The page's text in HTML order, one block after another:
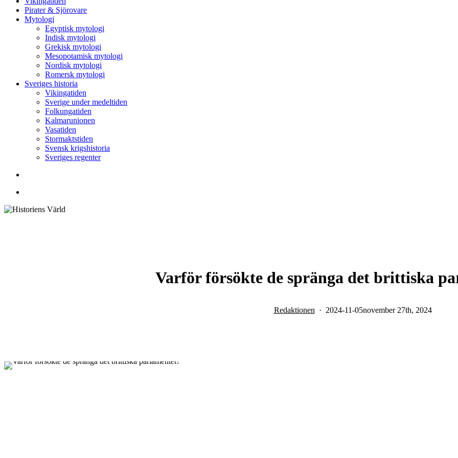
Pirater & Sjörovare
Mytologi
Egyptisk mytologi
Indisk mytologi
Grekisk mytologi
Mesopotamisk mytologi
Nordisk mytologi
Romersk mytologi
Sveriges historia
Vikingatiden
Sverige under medeltiden
Folkungatiden
Kalmarunionen
Vasatiden
Stormaktstiden
Svensk krigshistoria
Sveriges regenter
Varför försökte de spränga det brittiska
Redaktionen 2024-11-05november 27th, 2024